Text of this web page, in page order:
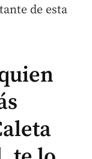
de esta